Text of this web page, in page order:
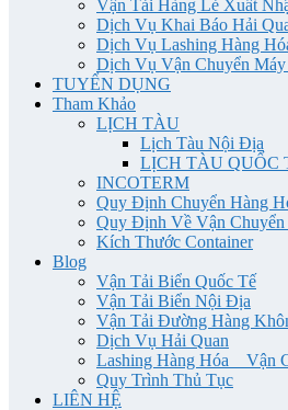
Vận Tải Hàng Lẻ Xuất
Dịch Vụ Khai Báo Hải
Dịch Vụ Lashing Hàng
Dịch Vụ Vận Chuyển
TUYỂN DỤNG
Tham Khảo
LỊCH TÀU
Lịch Tàu Nội Địa
LỊCH TÀU QUỐC
INCOTERM
Quy Định Chuyển Hàng
Quy Định Về Vận
Kích Thước Container
Blog
Vận Tải Biển Quốc Tế
Vận Tải Biển Nội Địa
Vận Tải Đường Hàng
Dịch Vụ Hải Quan
Lashing Hàng Hóa _ Vận
Quy Trình Thủ Tục
LIÊN HỆ